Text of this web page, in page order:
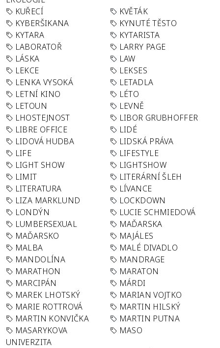
KUŘECÍ
KVĚTÁK
KYBERŠIKANA
KYNUTÉ TĚSTO
KYTARA
KYTARISTA
LABORATOŘ
LARRY PAGE
LÁSKA
LAW
LEKCE
LEKSES
LENKA VYSOKÁ
LETADLA
LETNÍ KINO
LÉTO
LETOUN
LEVNĚ
LHOSTEJNOST
LIBOR GRUBHOFFER
LIBRE OFFICE
LIDÉ
LIDOVÁ HUDBA
LIDSKÁ PRÁVA
LIFE
LIFESTYLE
LIGHT SHOW
LIGHTSHOW
LIMIT
LITERÁRNÍ ŠLEH
LITERATURA
LÍVANCE
LIZA MARKLUND
LOCKDOWN
LONDÝN
LUCIE SCHMIEDOVÁ
LUMBERSEXUAL
MAĎARSKA
MAĎARSKO
MAJÁLES
MALBA
MALÉ DIVADLO
MANDOLÍNA
MANDRAGE
MARATHON
MARATON
MARCIPÁN
MÁRDI
MAREK LHOTSKÝ
MARIAN VOJTKO
MARIE ROTTROVÁ
MARTIN HILSKÝ
MARTIN KONVIČKA
MARTIN PUTNA
MASARYKOVA
UNIVERZITA
MASO